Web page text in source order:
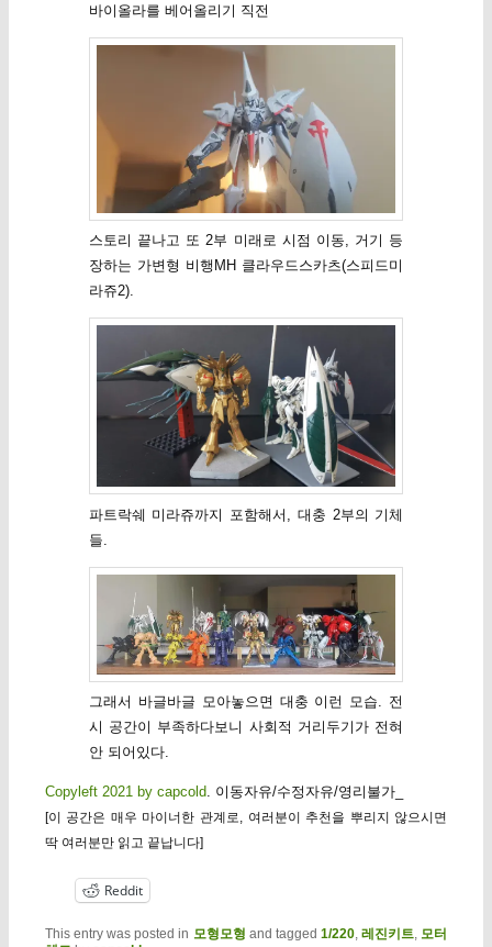
바이올라를 베어올리기 직전
스토리 끝나고 또 2부 미래로 시점 이동, 거기 등
장하는 가변형 비행MH 클라우드스카츠(스피드미
라쥬2).
파트락쉐 미라쥬까지 포함해서, 대충 2부의 기체
들.
그래서 바글바글 모아놓으면 대충 이런 모습. 전
시 공간이 부족하다보니 사회적 거리두기가 전혀
안 되어있다.
Copyleft 2021 by capcold. 이동자유/수정자유/영리불가_
[이 공간은 매우 마이너한 관계로, 여러분이 추천을 뿌리지 않으시면
딱 여러분만 읽고 끝납니다]
Reddit
This entry was posted in 모형모형 and tagged1/220 ,레진키트
모터